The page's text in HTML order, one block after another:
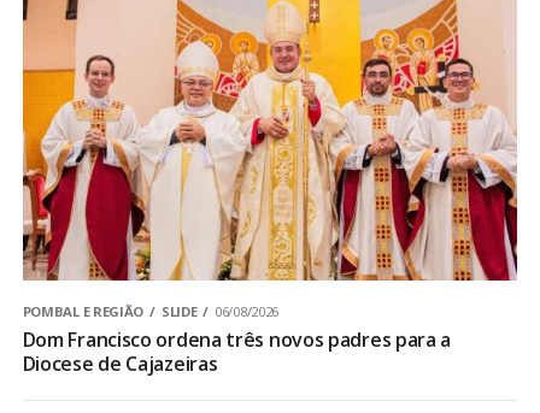
POMBAL E REGIÃO SLIDE 06/08/2026
Dom Francisco ordena três novos padres para a
Diocese de Cajazeiras